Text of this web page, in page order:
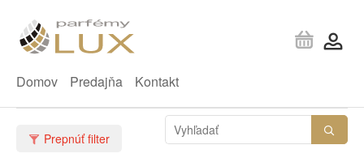
Domov Predajňa Kontakt
Prepnúť filter